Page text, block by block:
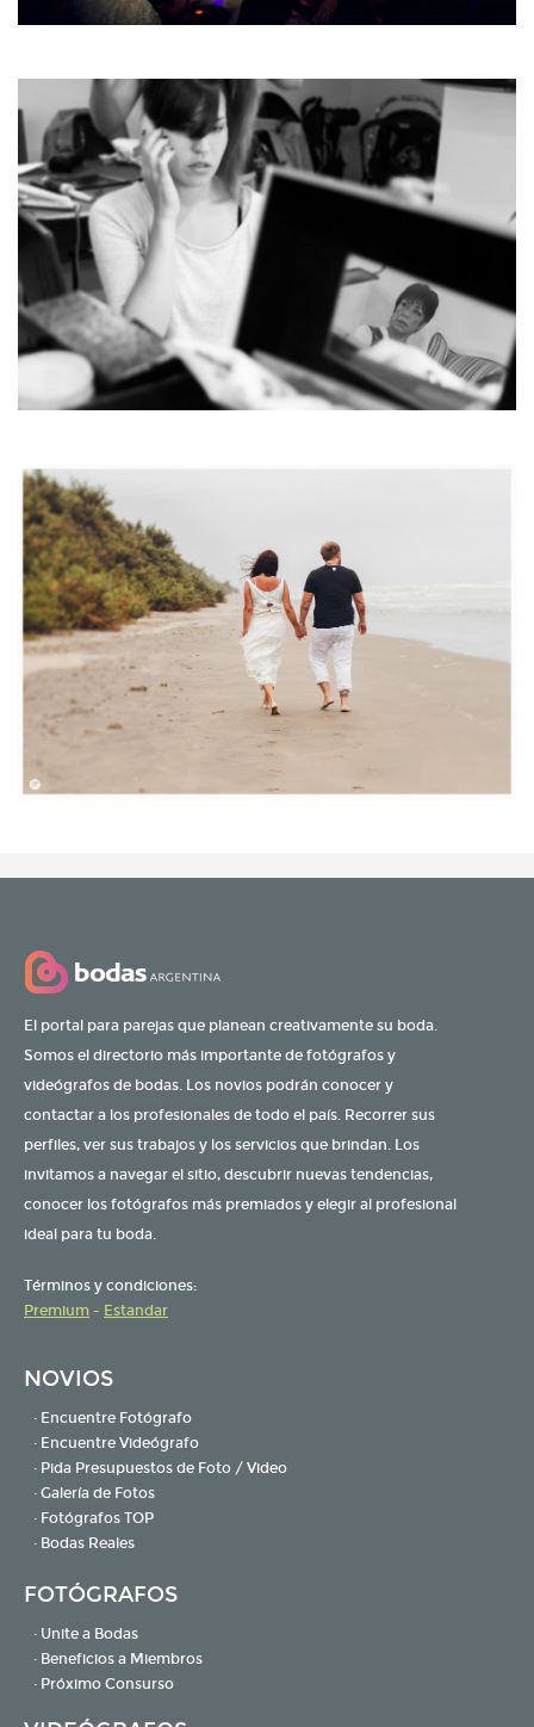
El portal para parejas que planean creativamente su boda.
Somos el directorio más importante de fotógrafos y
videógrafos de bodas. Los novios podrán conocer y
contactar a los profesionales de todo el país. Recorrer sus
perfiles, ver sus trabajos y los servicios que brindan. Los
invitamos a navegar el sitio, descubrir nuevas tendencias,
conocer los fotógrafos más premiados y elegir al profesional
ideal para tu boda.
Términos y condiciones:
Premium - Estandar
NOVIOS
· Encuentre Fotógrafo
· Encuentre Videógrafo
· Pida Presupuestos de Foto / Video
· Galería de Fotos
· Fotógrafos TOP
· Bodas Reales
FOTÓGRAFOS
· Unite a Bodas
· Beneficios a Miembros
· Próximo Consurso